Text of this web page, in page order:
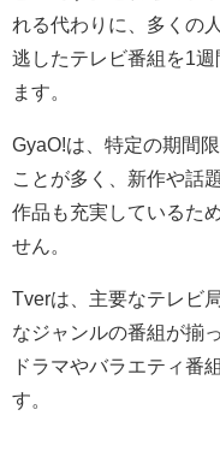
れる代わりに、多くの
逃したテレビ番組を1
ます。
GyaO!は、特定の期間
ことが多く、新作や話
作品も充実しているた
せん。
Tverは、主要なテレビ
なジャンルの番組が揃
ドラマやバラエティ番
す。